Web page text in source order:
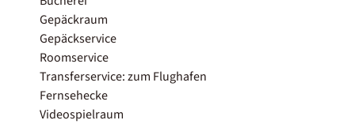
Gepäckraum
Gepäckservice
Roomservice
Transferservice: zum Flughafen
Fernsehecke
Videospielraum